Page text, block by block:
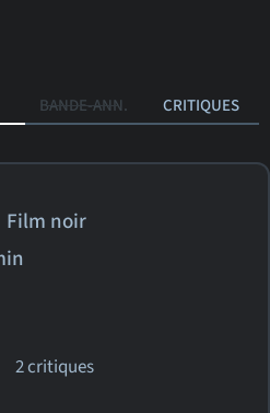
BANDE-ANN. CRITIQUES
noir
2 critiques